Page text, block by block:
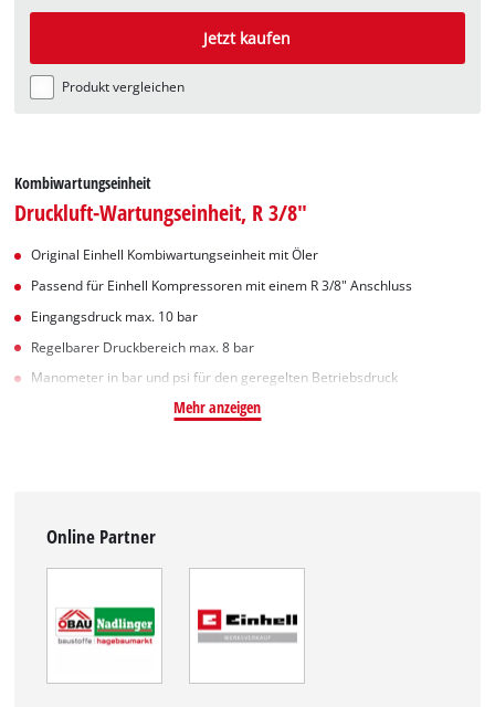
Jetzt kaufen
Produkt vergleichen
Kombiwartungseinheit
Druckluft-Wartungseinheit, R 3/8"
Original Einhell Kombiwartungseinheit mit Öler
Passend für Einhell Kompressoren mit einem R 3/8" Anschluss
Eingangsdruck max. 10 bar
Regelbarer Druckbereich max. 8 bar
Manometer in bar und psi für den geregelten Betriebsdruck
Mehr anzeigen
Online Partner